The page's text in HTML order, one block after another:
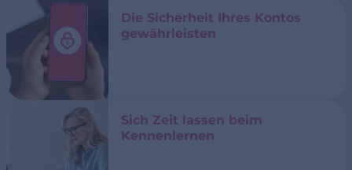
Die Sicherheit Ihres Kontos
gewährleisten
Sich Zeit lassen beim
Kennenlernen